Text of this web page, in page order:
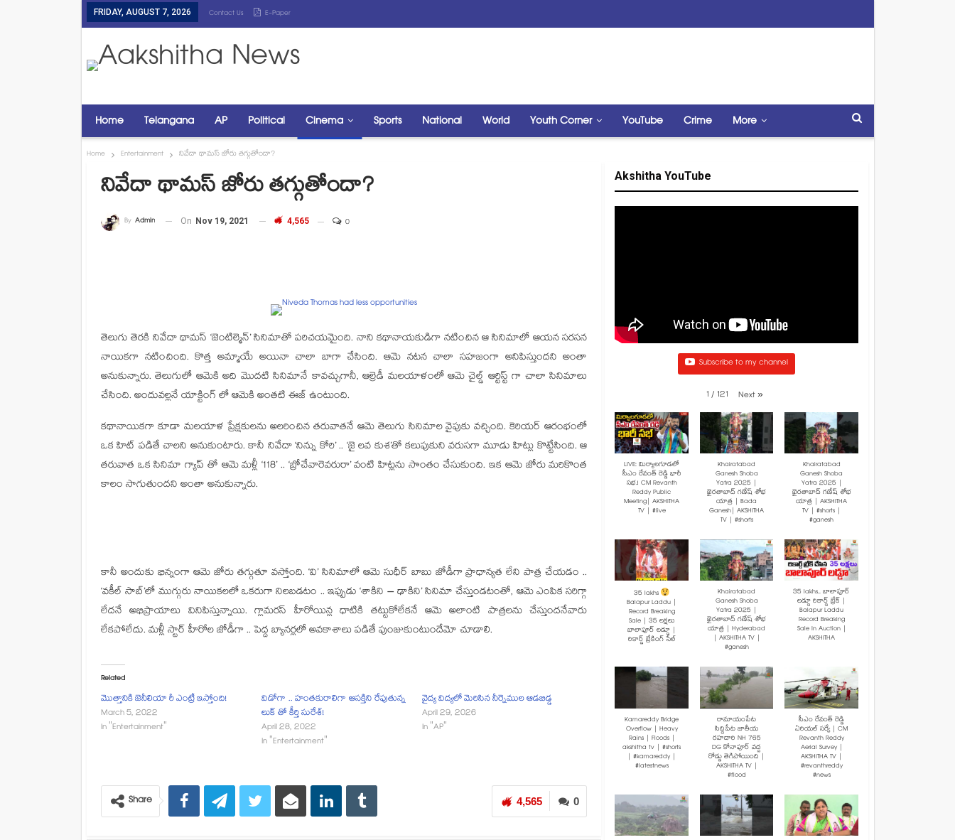
FRIDAY, AUGUST 7, 2026 Contact Us E-Paper
Home Telangana AP Political Cinema Sports National World Youth Corner YouTube Crime More
Home Entertainment నివేదా థామస్ జోరు తగ్గుతోందా?
నివేదా థామస్ జోరు తగ్గుతోందా?
By Admin On Nov 19, 2021 4,565 0
తెలుగు తెరకి నివేదా థామస్ ‘జెంటిల్మెన్’ సినిమాతో పరిచయమైంది. నాని కథానాయకుడిగా నటించిన ఆ సినిమాలో ఆయన సరసన
నాయికగా నటించింది. కొత్త అమ్మాయే అయినా చాలా బాగా చేసింది. ఆమె నటన చాలా సహజంగా అనిపిస్తుందని అంతా
అనుకున్నారు. తెలుగులో ఆమెకి అది మొదటి సినిమానే కావచ్చుగానీ, ఆల్రెడీ మలయాళంలో ఆమె చైల్డ్ ఆర్టిస్ట్ గా చాలా సినిమాలు
చేసింది. అందువల్లనే యాక్టింగ్ లో ఆమెకి అంతటి ఈజ్ ఉంటుంది.
కథానాయికగా కూడా మలయాళ ప్రేక్షకులను అలరించిన తరువాతనే ఆమె తెలుగు సినిమాల వైపుకు వచ్చింది. కెరియర్ ఆరంభంలో
ఒక హిట్ పడితే చాలని అనుకుంటారు. కానీ నివేదా ‘నిన్ను కోరి’ .. ‘జై లవ కుశ’తో కలుపుకుని వరుసగా మూడు హిట్లు కొట్టేసింది. ఆ
తరువాత ఒక సినిమా గ్యాప్ తో ఆమె మళ్లీ ‘118’ .. ‘బ్రోచేవారెవరురా’ వంటి హిట్లను సొంతం చేసుకుంది. ఇక ఆమె జోరు మరికొంత
కాలం సాగుతుందని అంతా అనుకున్నారు.
కానీ అందుకు భిన్నంగా ఆమె జోరు తగ్గుతూ వస్తోంది. ‘వి’ సినిమాలో ఆమె సుధీర్ బాబు జోడీగా ప్రాధాన్యత లేని పాత్ర చేయడం ..
‘వకీల్ సాబ్’లో ముగ్గురు నాయికలలో ఒకరుగా నిలబడటం .. ఇప్పుడు ‘శాకిని – ఢాకిని’ సినిమా చేస్తుండటంతో, ఆమె ఎంపిక సరిగ్గా
లేదనే అభిప్రాయాలు వినిపిస్తున్నాయి. గ్లామరస్ హీరోయిన్ల ధాటికి తట్టుకోలేకనే ఆమె అలాంటి పాత్రలను చేస్తుందనేవారు
లేకపోలేదు. మళ్లీ స్టార్ హీరోల జోడీగా .. పెద్ద బ్యానర్లలో అవకాశాలు పడితే పుంజుకుంటుందేమో చూడాలి.
Related
మొత్తానికి జెనీలియా రీ ఎంట్రీ ఇస్తోంది!
March 5, 2022
In "Entertainment"
విడోగా .. హంతకురాలిగా ఆసక్తిని రేపుతున్న
లుక్ తో కీర్తి సురేశ్!
April 28, 2022
In "Entertainment"
వైద్య విద్యలో మెరిసిన నీర్నెముల ఆడబిడ్డ
April 29, 2026
In "AP"
0
4,565
Share
Akshitha YouTube
Subscribe to my channel
1 / 121 Next»
LIVE: మిర్యాలగూడలో
సీఎం రేవంత్ రెడ్డి భారీ
సభ.! CM Revanth
Reddy Public
Meeting| AKSHITHA
TV | #live
Khairatabad
Ganesh Shoba
Yatra 2025 |
ఖైరతాబాద్ గణేష్ శోభ
యాత్ర | Bada
Ganesh| AKSHITHA
TV | #shorts
Khairatabad
Ganesh Shoba
Yatra 2025 |
ఖైరతాబాద్ గణేష్ శోభ
యాత్ర | AKSHITHA
TV | #shorts |
#ganesh
35 lakhs
Balapur Laddu |
Record Breaking
Sale | 35 లక్షలు
బాలాపూర్ లడ్డూ |
రికార్డ్ బ్రేకింగ్ సేల్
Khairatabad
Ganesh Shoba
Yatra 2025 |
ఖైరతాబాద్ గణేష్ శోభ
యాత్ర | Hyderabad
| AKSHITHA TV |
#ganesh
35 lakhs.. బాలాపూర్
లడ్డూ రికార్డ్ బ్రేక్ |
Balapur Laddu
Record Breaking
Sale In Auction |
AKSHITHA
Kamareddy Bridge
Overflow | Heavy
Rains | Floods |
akshitha tv | #shorts
| #kamareddy |
#latestnews
రామాయంపేట
సిద్దిపేట జాతీయ
రహదారి NH 765
DG కోనాపూర్ వద్ద
రోడ్డు తెగిపోయింది |
AKSHITHA TV |
#flood
సీఎం రేవంత్ రెడ్డి
ఏరియల్ సర్వే | CM
Revanth Reddy
Aerial Survey |
AKSHITHA TV |
#revanthreddy
#news